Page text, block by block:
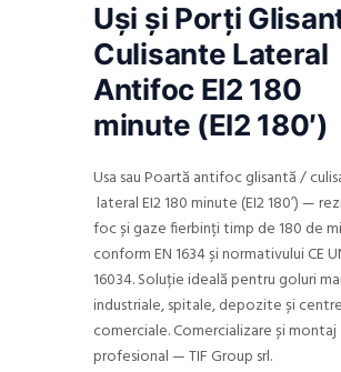
Uși și Porți
Culisante Lateral
Antifoc EI2 180
minute (EI2 180′)
Usa sau Poartă antifoc glisantă /
lateral EI2 180 minute (EI2 180’) —
foc și gaze fierbinți timp de 180 de
conform EN 1634 și normativului CE
16034. Soluție ideală pentru goluri
industriale, spitale, depozite și centre
comerciale. Comercializare și montaj
profesional — TIF Group srl.